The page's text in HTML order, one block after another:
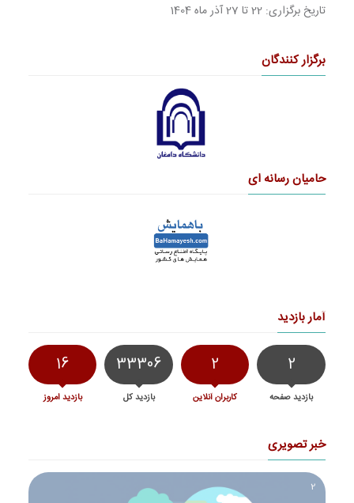
تاریخ برگزاری: 22 تا 27 آذر ماه 1404
برگزار کنندگان
حامیان رسانه ای
آمار بازدید
16
بازدید امروز
33306
بازدید کل
2
کاربران آنلاین
2
بازدید صفحه
خبر تصویری
2